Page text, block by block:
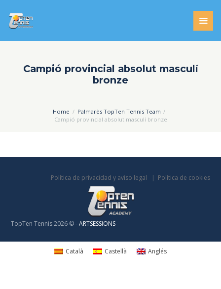
Campió provincial absolut masculí
bronze
Home
Palmarès TopTen Tennis Team
Campió provincial absolut masculí bronze
Política de privacidad y aviso legal Política de cookies
TopTen Tennis 2026 © -ARTSESSIONS
Català Castellà Anglés